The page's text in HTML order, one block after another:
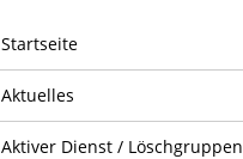
Startseite
Aktuelles
Aktiver Dienst / Löschgruppen